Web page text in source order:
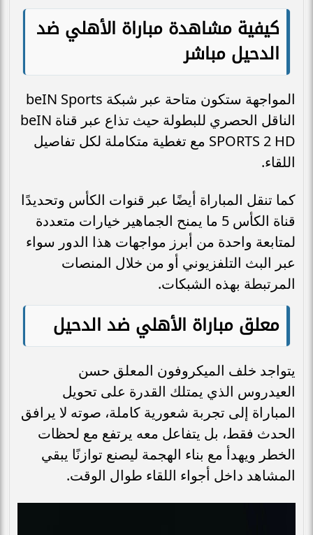
كيفية مشاهدة مباراة الأهلي ضد
الدحيل مباشر
المواجهة ستكون متاحة عبر شبكة beIN Sports
الناقل الحصري للبطولة حيث تذاع عبر قناة beIN
SPORTS 2 HD مع تغطية متكاملة لكل تفاصيل
اللقاء.
كما تنقل المباراة أيضًا عبر قنوات الكأس وتحديدًا
قناة الكأس 5 ما يمنح الجماهير خيارات متعددة
لمتابعة واحدة من أبرز مواجهات هذا الدور سواء
عبر البث التلفزيوني أو من خلال المنصات
المرتبطة بهذه الشبكات.
معلق مباراة الأهلي ضد الدحيل
يتواجد خلف الميكروفون المعلق حسن
العيدروس الذي يمتلك القدرة على تحويل
المباراة إلى تجربة شعورية كاملة، صوته لا يرافق
الحدث فقط، بل يتفاعل معه يرتفع مع لحظات
الخطر ويهدأ مع بناء الهجمة ليصنع توازنًا يبقي
المشاهد داخل أجواء اللقاء طوال الوقت.